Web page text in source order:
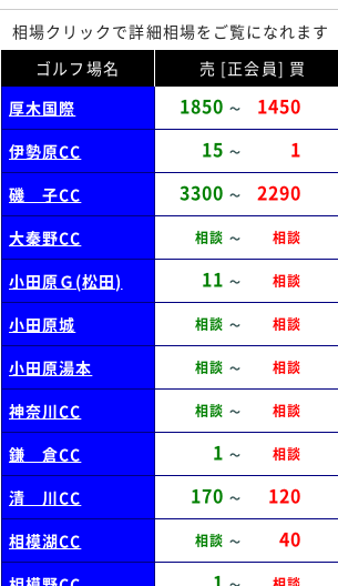
相場クリックで詳細相場をご覧になれます
ゴルフ場名
売 [正会員] 買
厚木国際
1850 ～ 1450
伊勢原CC 15 ～ 1
磯 子CC 3300 ～ 2290
大秦野CC 相談 ～ 相談
小田原Ｇ(松田) 11 ～ 相談
小田原城 相談 ～ 相談
小田原湯本 相談 ～ 相談
神奈川CC 相談 ～ 相談
鎌 倉CC 1 ～ 相談
清 川CC 170 ～ 120
相模湖CC 相談 ～ 40